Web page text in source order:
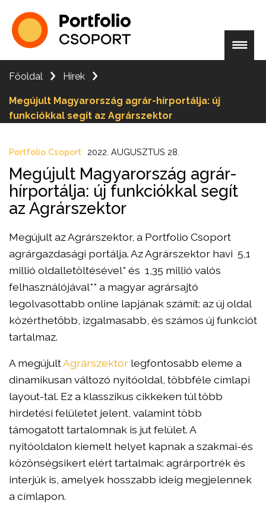
Főoldal Hírek
Megújult Magyarország agrár-hírportálja: új
funkciókkal segít az Agrárszektor
Portfolio Csoport 2022. AUGUSZTUS 28.
Megújult Magyarország agrár-
hírportálja: új funkciókkal segít
az Agrárszektor
Megújult az Agrárszektor, a Portfolio Csoport
agrárgazdasági portálja. Az Agrárszektor havi 5,1
millió oldalletöltésével* és 1,35 millió valós
felhasználójával** a magyar agrársajtó
legolvasottabb online lapjának számít: az új oldal
közérthetőbb, izgalmasabb, és számos új funkciót
tartalmaz.
A megújultAgrárszektor legfontosabb eleme a
dinamikusan változó nyitóoldal, többféle címlapi
layout-tal. Ez a klasszikus cikkeken túl több
hirdetési felületet jelent, valamint több
támogatott tartalomnak is jut felület. A
nyitóoldalon kiemelt helyet kapnak a szakmai-és
közönségsikert elért tartalmak: agrárportrék és
interjúk is, amelyek hosszabb ideig megjelennek
a címlapon.